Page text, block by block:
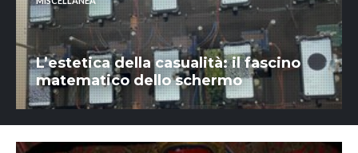
L’estetica della casualità: il fascino
matematico dello schermo